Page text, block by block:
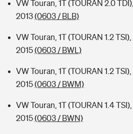
VW Touran, 1T (TOURAN 2.0
2013(0603 / BLB)
VW Touran, 1T (TOURAN 1.2
2015(0603 / BWL)
VW Touran, 1T (TOURAN 1.2
2015(0603 / BWM)
VW Touran, 1T (TOURAN 1.4
2015(0603 / BWN)